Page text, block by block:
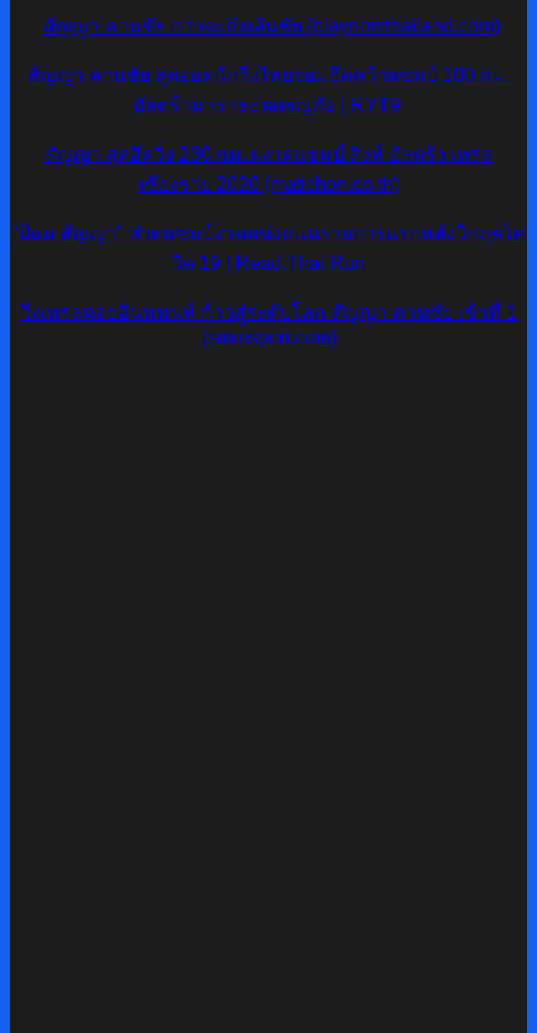
สัญญา คานชัย กว่าจะถึงเส้นชัย (playnowthailand.com)
สัญญา คานชัย สุดยอดนักวิ่งไทยจอมอึดคว้าแชมป์ 100 กม.
อัลตร้ามาราธอนผจญภัย | RYT9
สัญญา สุดอึดวิ่ง 230 กม. ผงาดแชมป์ สิงห์ อัลตร้า เทรล
เชียงราย 2020 (matichon.co.th)
“ป้อม สัญญา” ฟาดแชมป์งานแข่งถนนรายการแรกหลังวิกฤตโค
วิด 19 | Read.Thai.Run
วิ่งเทรลดอยอินทนนท์ ก้าวสู่ระดับโลก สัญญา คานชัย เข้าที่ 1
(smmsport.com)